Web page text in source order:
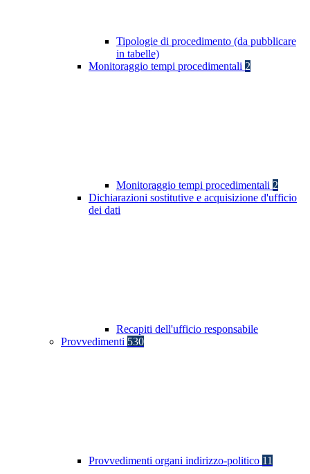
Tipologie di procedimento (da pubblicare
in tabelle)
Monitoraggio tempi procedimentali 2
Monitoraggio tempi procedimentali 2
Dichiarazioni sostitutive e acquisizione d'ufficio
dei dati
Recapiti dell'ufficio responsabile
Provvedimenti 530
Provvedimenti organi indirizzo-politico 11